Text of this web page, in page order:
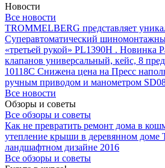
Новости
Все новости
TROMMELBERG представляет
Суперавтоматический
«третьей рукой» PL1390H . Новинка
клапанов универсальный, кейс, 8
10118C Снижена цена на Пресс
ручным приводом и манометром
Все новости
Обзоры и советы
Все обзоры и советы
Как не превратить ремонт дома в
утепление крыши в деревянном доме
ландшафтном дизайне 2016
Все обзоры и советы